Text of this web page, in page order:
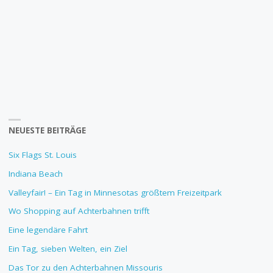
NEUESTE BEITRÄGE
Six Flags St. Louis
Indiana Beach
Valleyfair! – Ein Tag in Minnesotas größtem Freizeitpark
Wo Shopping auf Achterbahnen trifft
Eine legendäre Fahrt
Ein Tag, sieben Welten, ein Ziel
Das Tor zu den Achterbahnen Missouris